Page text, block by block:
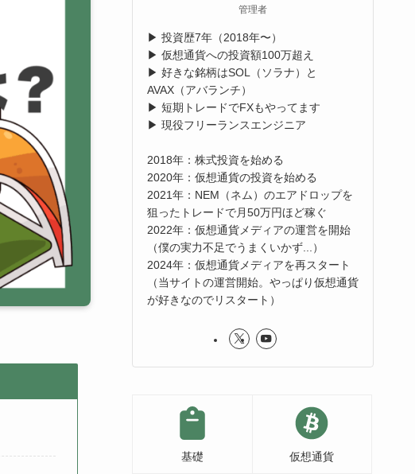
管理者
▶︎ 投資歴7年（2018年〜）
▶︎ 仮想通貨への投資額100万超え
▶︎ 好きな銘柄はSOL（ソラナ）と
AVAX（アバランチ）
▶︎ 短期トレードでFXもやってます
▶︎ 現役フリーランスエンジニア
2018年：株式投資を始める
2020年：仮想通貨の投資を始める
2021年：NEM（ネム）のエアドロップを
狙ったトレードで月50万円ほど稼ぐ
2022年：仮想通貨メディアの運営を開始
（僕の実力不足でうまくいかず...）
2024年：仮想通貨メディアを再スタート
（当サイトの運営開始。やっぱり仮想通貨
が好きなのでリスタート）
基礎 仮想通貨